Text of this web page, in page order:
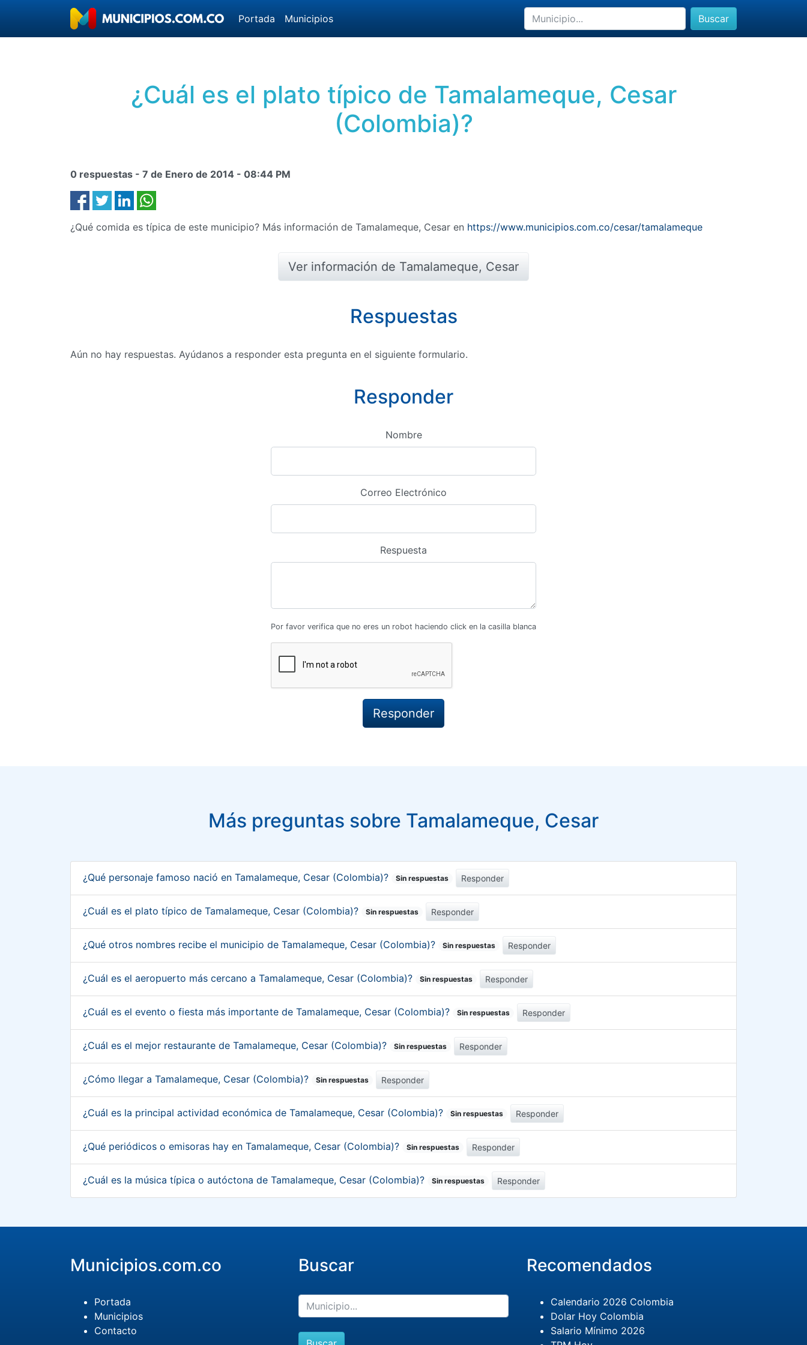
Portada Municipios Buscar
¿Cuál es el plato típico de Tamalameque, Cesar
(Colombia)?
0 respuestas - 7 de Enero de 2014 - 08:44 PM
¿Qué comida es típica de este municipio? Más información de Tamalameque, Cesar en https://www.municipios.com.co/cesar/tamalameque
Ver información de Tamalameque, Cesar
Respuestas
Aún no hay respuestas. Ayúdanos a responder esta pregunta en el siguiente formulario.
Responder
Nombre
Correo Electrónico
Respuesta
Por favor verifica que no eres un robot haciendo click en la casilla blanca
Más preguntas sobre Tamalameque, Cesar
¿Qué personaje famoso nació en Tamalameque, Cesar (Colombia)? Sin respuestas Responder
¿Cuál es el plato típico de Tamalameque, Cesar (Colombia)? Sin respuestas Responder
¿Qué otros nombres recibe el municipio de Tamalameque, Cesar (Colombia)? Sin respuestas Responder
¿Cuál es el aeropuerto más cercano a Tamalameque, Cesar (Colombia)? Sin respuestas Responder
¿Cuál es el evento o fiesta más importante de Tamalameque, Cesar (Colombia)? Sin respuestas Responder
¿Cuál es el mejor restaurante de Tamalameque, Cesar (Colombia)? Sin respuestas Responder
¿Cómo llegar a Tamalameque, Cesar (Colombia)? Sin respuestas Responder
¿Cuál es la principal actividad económica de Tamalameque, Cesar (Colombia)? Sin respuestas Responder
¿Qué periódicos o emisoras hay en Tamalameque, Cesar (Colombia)? Sin respuestas Responder
¿Cuál es la música típica o autóctona de Tamalameque, Cesar (Colombia)? Sin respuestas Responder
Municipios.com.co
Portada
Municipios
Contacto
Buscar Recomendados
Calendario 2026 Colombia
Dolar Hoy Colombia
Salario Mínimo 2026